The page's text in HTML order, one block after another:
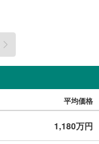
平均価格
1,180万円